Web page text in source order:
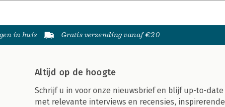
in huis Gratis verzending vanaf €20
Altijd op de hoogte
Schrijf u in voor onze nieuwsbrief en blijf up-to-date
met relevante interviews en recensies, inspirerende